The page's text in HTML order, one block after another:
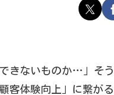
きないものか…」
客体験向上」に繋が